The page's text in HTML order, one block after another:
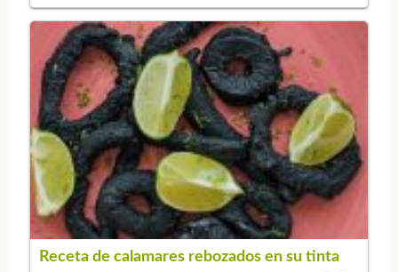
Receta de calamares rebozados en su tinta